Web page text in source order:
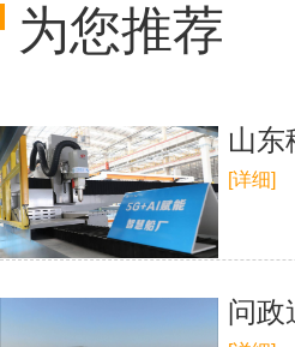
为您推荐
山东
[详细]
问政